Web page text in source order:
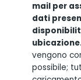
mail per
dati
vengono
possibile;